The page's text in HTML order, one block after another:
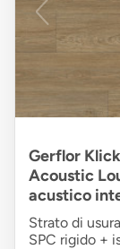
Gerflor
Acoustic
acustico
Strato di
SPC rigido +